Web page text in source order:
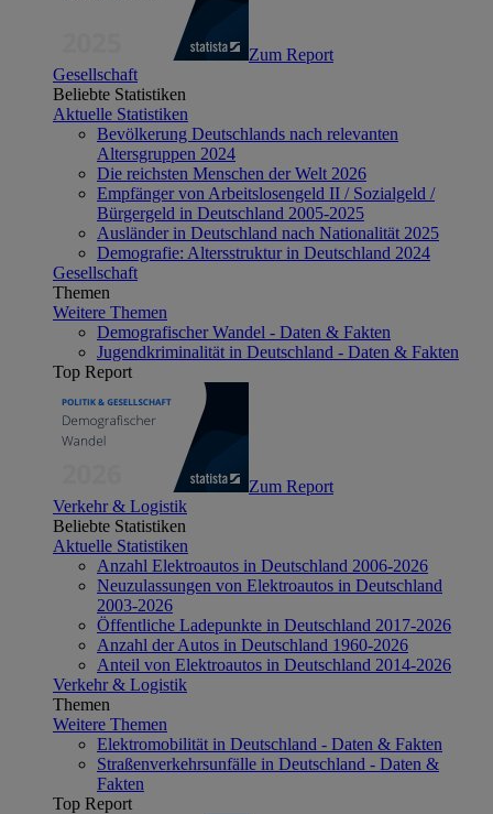
Zum Report
Gesellschaft
Beliebte Statistiken
Aktuelle Statistiken
Bevölkerung Deutschlands nach relevanten
Altersgruppen 2024
Die reichsten Menschen der Welt 2026
Empfänger von Arbeitslosengeld II / Sozialgeld /
Bürgergeld in Deutschland 2005-2025
Ausländer in Deutschland nach Nationalität 2025
Demografie: Altersstruktur in Deutschland 2024
Gesellschaft
Themen
Weitere Themen
Demografischer Wandel - Daten & Fakten
Jugendkriminalität in Deutschland - Daten & Fakten
Top Report
Zum Report
Verkehr & Logistik
Beliebte Statistiken
Aktuelle Statistiken
Anzahl Elektroautos in Deutschland 2006-2026
Neuzulassungen von Elektroautos in Deutschland
2003-2026
Öffentliche Ladepunkte in Deutschland 2017-2026
Anzahl der Autos in Deutschland 1960-2026
Anteil von Elektroautos in Deutschland 2014-2026
Verkehr & Logistik
Themen
Weitere Themen
Elektromobilität in Deutschland - Daten & Fakten
Straßenverkehrsunfälle in Deutschland - Daten &
Fakten
Top Report